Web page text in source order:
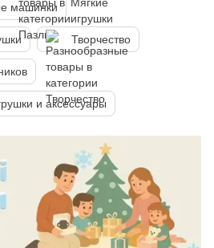
машинки
Творчество
и аксессуары